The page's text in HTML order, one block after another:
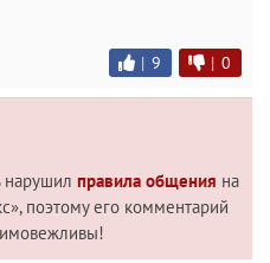
| 9 | 0
нарушил правила общения на
поэтому его комментарий